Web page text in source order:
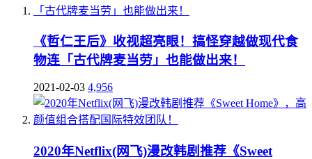
《哲仁王后》收视超亮眼！搞怪穿越做现代食
物连「古代牌麦当劳」也能做出来！
2021-02-03 4,956
2020年Netflix(网飞)漫改韩剧推荐《Sweet